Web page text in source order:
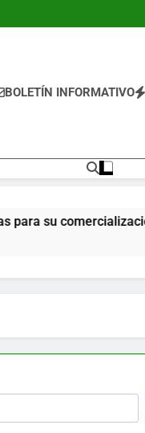
BOLETÍN INFORMATIVO